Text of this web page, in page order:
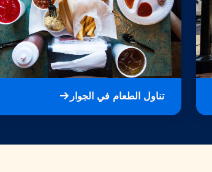
تناول الطعام في الجوار